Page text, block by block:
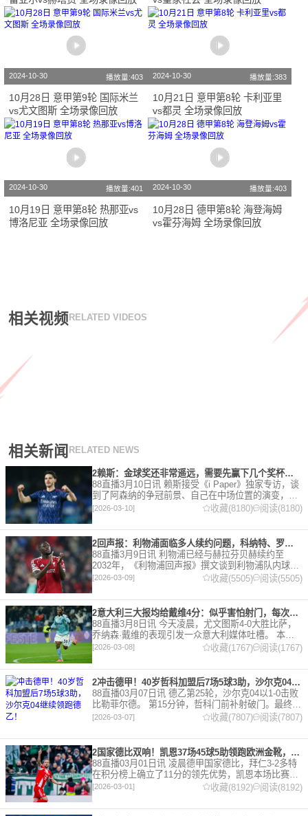
2024-10-30 播放量:403
10月28日 意甲第9轮 国际米兰
vs尤文图斯 全场录像回放
2024-10-30 播放量:383
10月21日 意甲第8轮 卡利亚里
vs都灵 全场录像回放
2024-10-30 播放量:401
10月19日 意甲第8轮 热那亚vs
博洛尼亚 全场录像回放
2024-10-30 播放量:403
10月28日 德甲第8轮 海登海姆
vs霍芬海姆 全场录像回放
相关视频 RELATED VIDEOS
相关新闻 RELATED NEWS
2赖斯：金球奖还非常遥远，需要先赢下几个奖杯，专注当下好好踢球
88直播3月10日讯 赖斯接受《i Paper》独家专访，谈
到了阿森纳的争冠前景、自己在中场位置的演变，以
及对自己被提名金球奖的看法。 任意球 赖斯：“我们
有一项非常擅长的技能——这背后付出了巨大努力
[2026-03-10] 收藏(8180) 阅读(8180)
2回声报：利物浦面临多人续约问题，科纳特、罗伯逊合同今夏到期
88直播3月9日讯 利物浦已经与赫拉芬贝赫续约至
2032年，《利物浦回声报》撰文谈到利物浦队内球员
的合同情况，文章表示，利物浦多位球员面临合同问
题。 对于利物浦来说，科纳特的合同将在本赛季末到
期，俱乐
[2026-03-09] 收藏(5505) 阅读(5505)
2意大利三大报均给戴维4分：似乎害怕射门，每次触球球迷都叹息
88直播3月8日讯 今天凌晨，尤文图斯4-0大胜比萨，
乔纳森·戴维的表现引发一众意大利媒体吐槽。 本场
比赛，戴维半场就被换下，赛后，《米兰体育报》、
《罗马体育报》和《都灵体育报》三大报都给戴维打
出4分
[2026-03-08] 收藏(1767) 阅读(1767)
2冲击德甲！40岁哲科加盟后7场5球3助，沙尔克04继续领跑德乙！
88直播03月07日讯 德乙第25轮，沙尔克04以1-0击败
比勒菲尔德。 第15分钟，哲科门前补射破门。最终凭
借哲科的进球沙尔克04成功拿到3分，继续领跑德
[2026-03-07] 收藏(7807) 阅读(7807)
2国家德比双响！凯恩37场45球5助领跑欧洲金靴，32岁保持赛季全勤
88直播03月01日讯 凌晨德甲国家德比，拜仁3-2多特
在积分榜上确立了11分的领先优势，凯恩本场比赛上
演双响。 本赛季32岁的凯恩仍然保持着超高的效率，
在到目前为止保持全勤，出战37场比赛，狂轰45
[2026-03-01] 收藏(8192) 阅读(8192)